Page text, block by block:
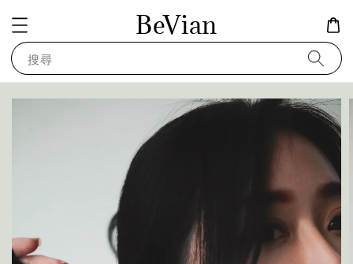
BeVian
搜尋